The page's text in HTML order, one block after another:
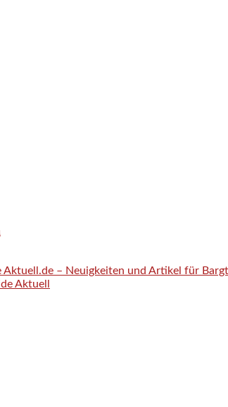
Aktuell.de – Neuigkeiten und Artikel für